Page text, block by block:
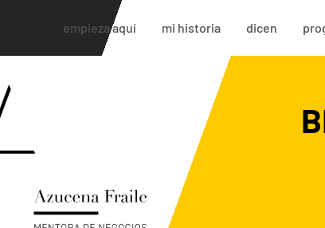
empieza aquí mi historia dicen